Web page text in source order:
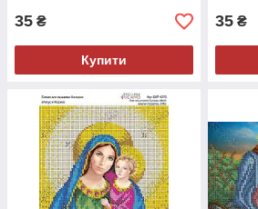
35 ₴
Купити
35 ₴